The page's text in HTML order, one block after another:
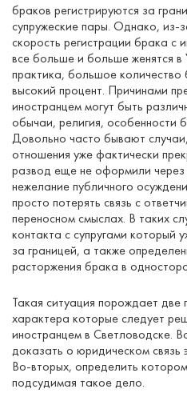
браков регистрируются за
супружеские пары. Однако, из-
скорость регистрации брака с
все больше и больше женятся в
практика, большое
высокий процент. Причинами
иностранцем могут быть
обычаи, религия, особенности
Довольно часто бывают
отношения уже фактически
развод еще не оформили через
нежелание публичного
просто потерять связь с
переносном смыслах. В таких
контакта с супругами который
за границей, а также
расторжения брака в
Такая ситуация порождает
характера которые следует
иностранцем в Светловодске.
доказать о юридическом связь
Во-вторых, определить
подсудимая такое дело.